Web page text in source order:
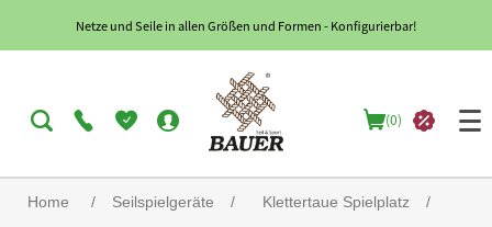
Netze und Seile in allen Größen und Formen - Konfigurierbar!
(0)
Home / Seilspielgeräte / Klettertaue Spielplatz
/